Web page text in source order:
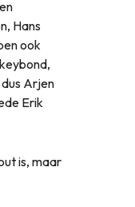
Hans
ook
Arjen
Erik
is, maar